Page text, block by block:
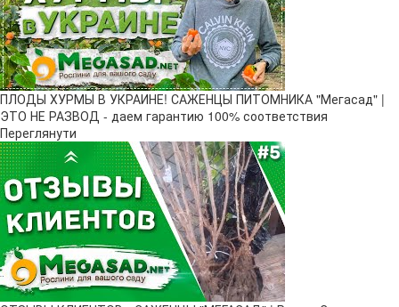
ПЛОДЫ ХУРМЫ В УКРАИНЕ! САЖЕНЦЫ ПИТОМНИКА "Мегасад" |
ЭТО НЕ РАЗВОД - даем гарантию 100% соответствия
Переглянути